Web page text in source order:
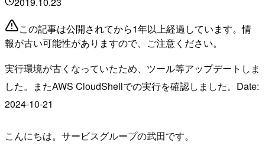
この記事は公開されてから1年以上経過しています。情
報が古い可能性がありますので、ご注意ください。
実行環境が古くなっていたため、ツール等アップデートしま
した。またAWS CloudShellでの実行を確認しました。Date:
2024-10-21
こんにちは。サービスグループの武田です。